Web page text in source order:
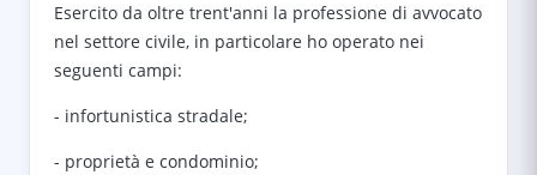
Esercito da oltre trent'anni la professione di avvocato
nel settore civile, in particolare ho operato nei
seguenti campi:
- infortunistica stradale;
- proprietà e condominio;